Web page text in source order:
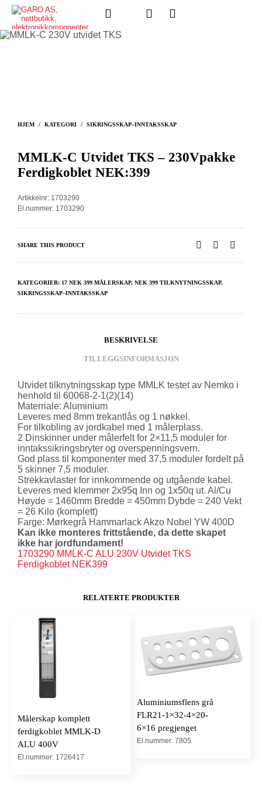
HJEM / KATEGORI / SIKRINGSSKAP–INNTAKSSKAP
MMLK-C Utvidet TKS – 230Vpakke
Ferdigkoblet NEK:399
Artikkelnr: 1703290
El.nummer: 1703290
SHARE THIS PRODUCT
KATEGORIER: 17 NEK 399 MÅLERSKAP, NEK 399 TILKNYTNINGSSKAP,
SIKRINGSSKAP–INNTAKSSKAP
BESKRIVELSE
TILLEGGSINFORMASJON
Utvidet tilknytningsskap type MMLK testet av Nemko i
henhold til 60068-2-1(2)(14)
Materriale: Aluminium
Leveres med 8mm trekantlås og 1 nøkkel.
For tilkobling av jordkabel med 1 målerplass.
2 Dinskinner under målerfelt for 2×11,5 moduler for
inntakssikringsbryter og overspenningsvern.
God plass til komponenter med 37,5 moduler fordelt på
5 skinner 7,5 moduler.
Strekkavlaster for innkommende og utgående kabel.
Leveres med klemmer 2x95q Inn og 1x50q ut. Al/Cu
Høyde = 1460mm Bredde = 450mm Dybde = 240 Vekt
= 26 Kilo (komplett)
Farge: Mørkegrå Hammarlack Akzo Nobel YW 400D
Kan ikke monteres frittstående, da dette skapet
ikke har jordfundament!
1703290 MMLK-C ALU 230V Utvidet TKS
Ferdigkoblet NEK399
RELATERTE PRODUKTER
Målerskap komplett
ferdigkoblet MMLK-D
ALU 400V
El.nummer: 1726417
Aluminiumsflens grå
FLR21-1×32-4×20-
6×16 pregjenget
El.nummer: 7805